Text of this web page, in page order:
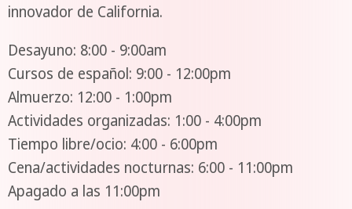
innovador de California.
Desayuno: 8:00 - 9:00am
Cursos de español: 9:00 - 12:00pm
Almuerzo: 12:00 - 1:00pm
Actividades organizadas: 1:00 - 4:00pm
Tiempo libre/ocio: 4:00 - 6:00pm
Cena/actividades nocturnas: 6:00 - 11:00pm
Apagado a las 11:00pm